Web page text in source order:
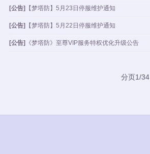
[公告] 【梦塔防】5月23日停服维护通知
[公告] 【梦塔防】5月22日停服维护通知
[公告] 《梦塔防》至尊VIP服务特权优化升级公告
分页1/34